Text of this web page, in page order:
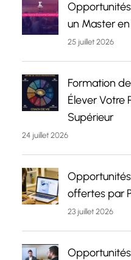
un Master
25 juillet 2026
Formation
Élever Votre
Supérieur
24 juillet 2026
offertes par
23 juillet 2026